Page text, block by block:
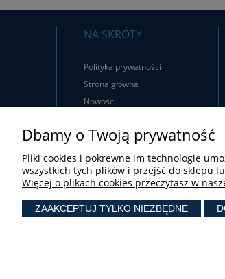
NA SKRÓTY
Polityka prywatności
Strona główna
Nowości
Dbamy o Twoją prywatność
Pliki cookies i pokrewne im technologie
wszystkich tych plików i przejść do sklepu
Więcej o plikach cookies przeczytasz w
ZAAKCEPTUJ TYLKO NIEZBĘDNE